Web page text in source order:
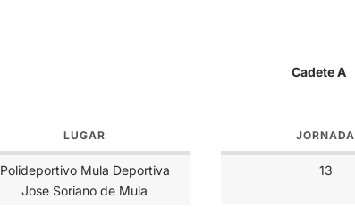
Cadete A
LUGAR
Polideportivo Mula Deportiva
Jose Soriano de Mula
JORNADA
13